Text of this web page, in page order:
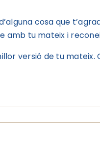
cosa que
amb tu mateix i
versió de tu mateix.